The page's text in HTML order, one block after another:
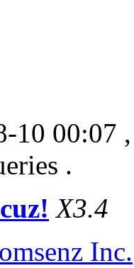
10 00:07
.
X3.4
Inc.